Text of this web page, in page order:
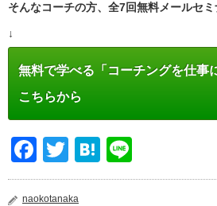
そんなコーチの方、全7回無料メールセミ
↓
無料で学べる「コーチングを仕事
こちらから
Facebook
TwitterHatena
naokotanaka